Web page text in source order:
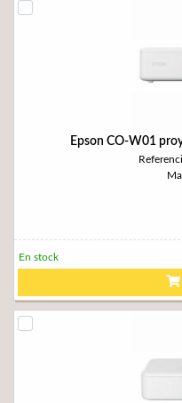
Epson CO-W01
En stock